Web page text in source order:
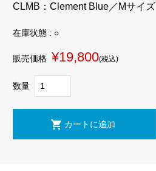
CLMB：Clement Blue／Mサイズ
在庫状態 : ○
販売価格 ¥19,800(税込)
数量